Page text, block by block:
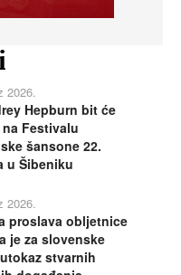
2026.
Hepburn bit će
Festivalu
šansone 22.
u Šibeniku
2026.
proslava obljetnice
je za slovenske
stvarnih